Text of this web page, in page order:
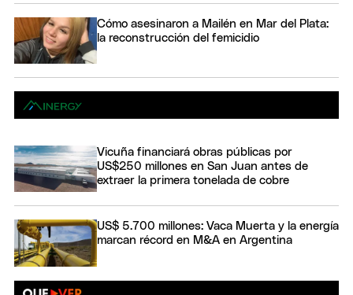
Cómo asesinaron a Mailén en Mar del Plata:
la reconstrucción del femicidio
Vicuña financiará obras públicas por
US$250 millones en San Juan antes de
extraer la primera tonelada de cobre
US$ 5.700 millones: Vaca Muerta y la energía
marcan récord en M&A en Argentina